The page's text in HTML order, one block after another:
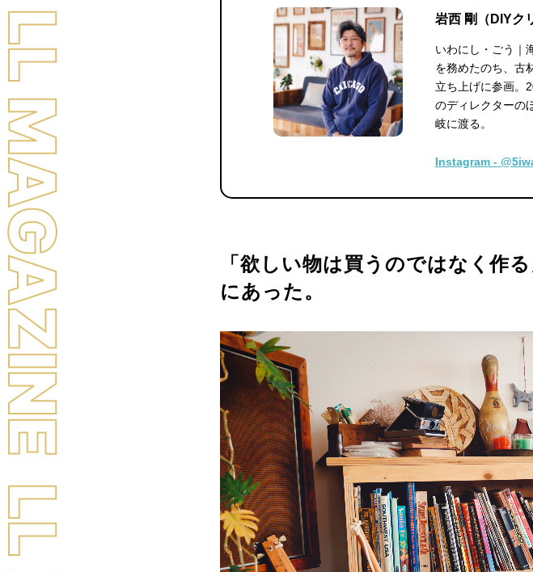
岩西 剛（DIYク
いわにし・ごう｜
を務めたのち、古
立ち上げに参画。
のディレクターの
岐に渡る。
Instagram -
「欲しい物は買うのではなく作
にあった。